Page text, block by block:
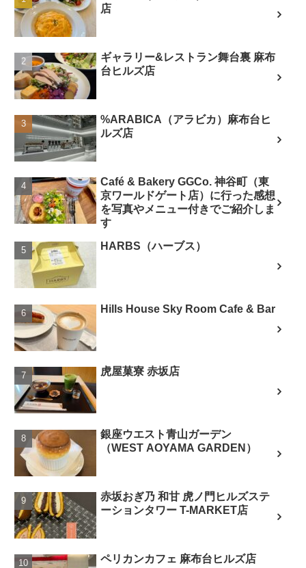
店
ギャラリー&レストラン舞台裏 麻布
台ヒルズ店
%ARABICA（アラビカ）麻布台ヒ
ルズ店
Café & Bakery GGCo. 神谷町（東
京ワールドゲート店）に行った感想
を写真やメニュー付きでご紹介しま
す
HARBS（ハーブス）
Hills House Sky Room Cafe & Bar
虎屋菓寮 赤坂店
銀座ウエスト青山ガーデン
（WEST AOYAMA GARDEN）
赤坂おぎ乃 和甘 虎ノ門ヒルズステ
ーションタワー T-MARKET店
ペリカンカフェ 麻布台ヒルズ店